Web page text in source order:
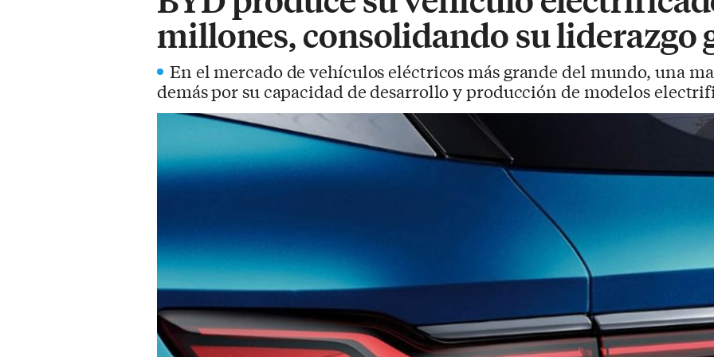
millones, consolidando su liderazgo
En el mercado de vehículos eléctricos más grande del mundo, una
demás por su capacidad de desarrollo y producción de modelos